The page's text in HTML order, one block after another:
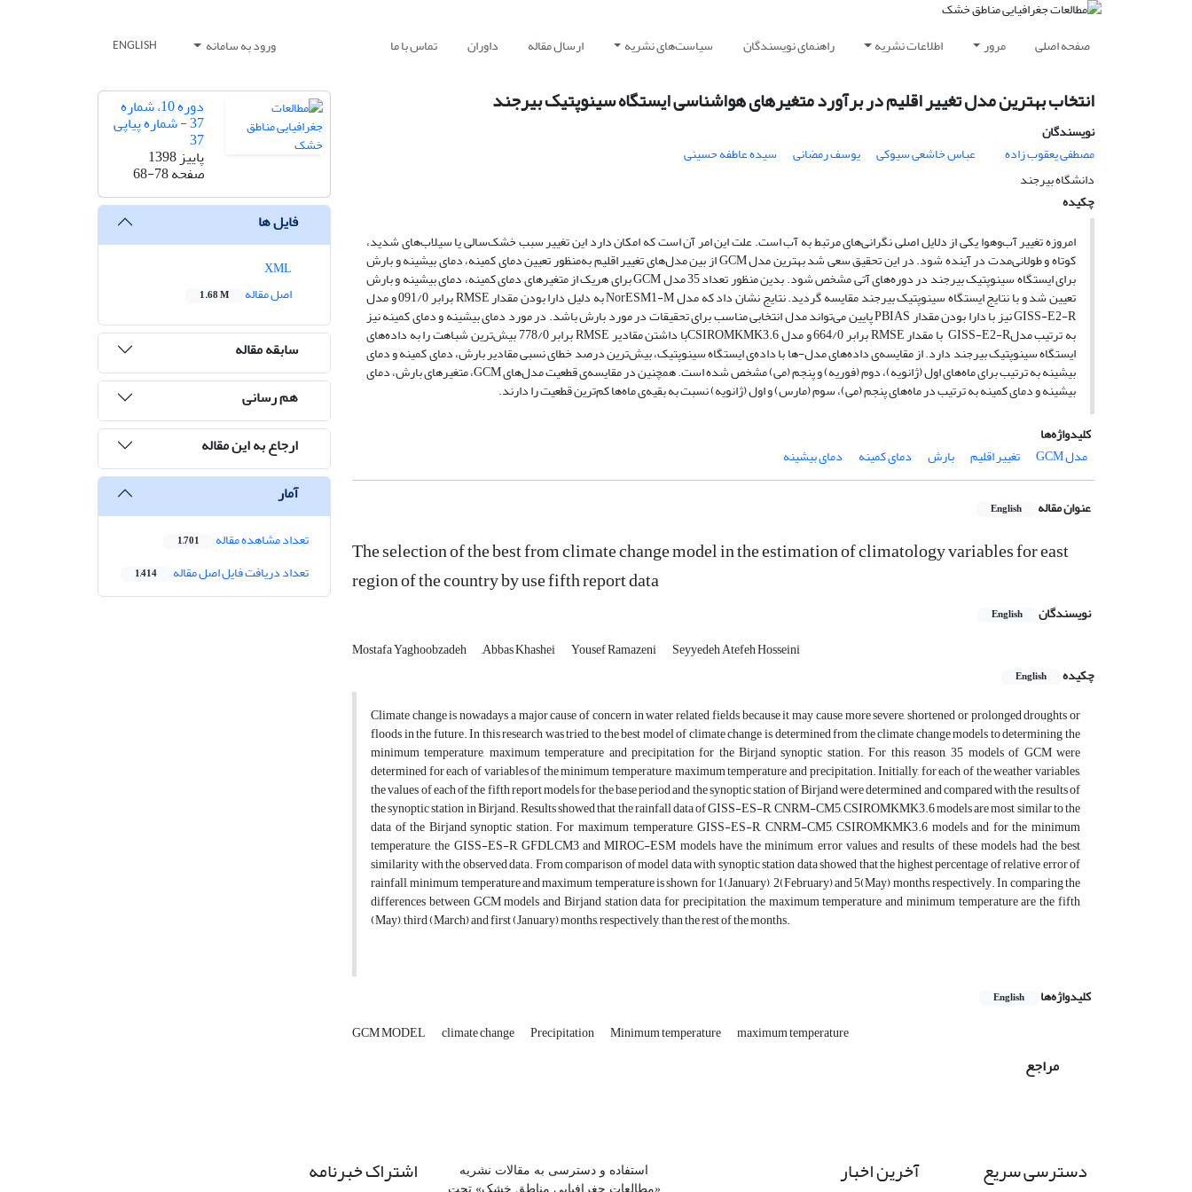
صفحه اصلی مرور اطلاعات نشریه راهنمای نویسندگان سیاست‌های نشریه ارسال مقاله داوران تماس با ما ورود به سامانه ENGLISH
انتخاب بهترین مدل تغییر اقلیم در برآورد متغیرهای هواشناسی ایستگاه سینوپتیک بیرجند
نویسندگان
مصطفی یعقوب زاده
عباس خاشعی سیوکی یوسف رمضانی
سیده عاطفه حسینی
دانشگاه بیرجند
چکیده
امروزه تغییر آب‌وهوا یکی از دلایل اصلی نگرانی‌های مرتبط به آب است. علت این امر آن است که امکان دارد این تغییر سبب خشک‌سالی یا سیلاب‌های شدید،
کوتاه و طولانی‌مدت در آینده شود. در این تحقیق سعی شد بهترین مدل GCM از بین مدل‌های تغییر اقلیم به‌منظور تعیین دمای کمینه، دمای بیشینه و بارش
برای ایستگاه سینوپتیک بیرجند در دوره‌های آتی مشخص شود. بدین منظور تعداد 35 مدل GCM برای هریک از متغیرهای دمای کمینه، دمای بیشینه و بارش
تعیین شد و با نتایج ایستگاه سینوپتیک بیرجند مقایسه گردید. نتایج نشان داد که مدل‌ NorESM1-M به دلیل دارا بودن مقدار RMSE برابر 091/0 و مدل
GISS-E2-R نیز با دارا بودن مقدار PBIAS پایین می‌تواند مدل انتخابی مناسب برای تحقیقات در مورد بارش باشد. در مورد دمای بیشینه و دمای کمینه نیز
به ترتیب مدلGISS-E2-R با مقدار RMSE برابر 664/0 و مدل CSIROMKMK3.6با داشتن مقادیر RMSE برابر 778/0 بیش‌ترین شباهت را به داده‌های
ایستگاه سینوپتیک بیرجند دارد. از مقایسه‌ی داده‌های مدل-ها با داده‌‌ی ایستگاه سینوپتیک، بیش‌ترین درصد خطای نسبی مقادیر بارش، دمای کمینه و دمای
بیشینه به ترتیب برای ماه‌های اول (ژانویه)، دوم (فوریه) و پنجم (می) مشخص شده است. همچنین در مقایسه‌ی قطعیت مدل‌های GCM، متغیرهای بارش، دمای
بیشینه و دمای کمینه به ترتیب در ماه‌های پنجم (می)، سوم (مارس) و اول (ژانویه) نسبت به بقیه‌ی ماه‌ها کم‌ترین قطعیت را دارند.
کلیدواژه‌ها
مدل GCM
تغییر اقلیم بارش دمای کمینه دمای بیشینه
عنوان مقاله English
The selection of the best from climate change model in the estimation of climatology variables for east
region of the country by use fifth report data
نویسندگان English
Mostafa Yaghoobzadeh َAbbas Khashei Yousef Ramazeni
Seyyedeh Atefeh Hosseini
چکیده
English
Climate change is nowadays a major cause of concern in water related fields because it may cause more severe, shortened or prolonged droughts or
floods in the future. In this research was tried to the best model of climate change is determined from the climate change models to determining the
minimum temperature, maximum temperature and precipitation for the Birjand synoptic station. For this reason, 35 models of GCM were
determined for each of variables of the minimum temperature, maximum temperature and precipitation. Initially, for each of the weather variables,
the values ​​of each of the fifth report models for the base period and the synoptic station of Birjand were determined and compared with the results of
the synoptic station in Birjand. Results showed that the rainfall data of GISS-ES-R, CNRM-CM5, CSIROMKMK3.6 models are most similar to the
data of the Birjand synoptic station. For maximum temperature, GISS-ES-R, CNRM-CM5, CSIROMKMK3.6 models and for the minimum
temperature, the GISS-ES-R, GFDLCM3 and MIROC-ESM models have the minimum error values and results of these models had the best
similarity with the observed data. From comparison of model data with synoptic station data showed that the highest percentage of relative error of
rainfall, minimum temperature and maximum temperature is shown for 1(January), 2(February) and 5(May) months, respectively. In comparing the
differences between GCM models and Birjand station data for precipitation, the maximum temperature and minimum temperature are the fifth
(May), third (March) and first (January) months, respectively, than the rest of the months.
کلیدواژه‌ها English
GCM MODEL climate change Precipitation Minimum temperature maximum temperature
مراجع
دوره 10، شماره
37 - شماره پیاپی
37
پاییز 1398
صفحه68-78
فایل ها
اصل مقاله
1.68 M
سابقه مقاله
هم رسانی
ارجاع به این مقاله
آمار
تعداد مشاهده مقاله 1,701
تعداد دریافت فایل اصل مقاله 1,414
دسترسی سریع آخرین اخبار
استفاده و دسترسی به مقالات نشریه
«مطالعات جغرافیایی مناطق خشک» تحت
اشتراک خبرنامه